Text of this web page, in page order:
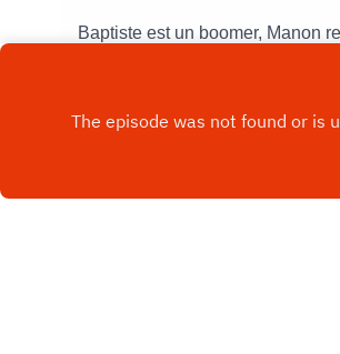
Baptiste est un boomer, Manon
@AcastFrance